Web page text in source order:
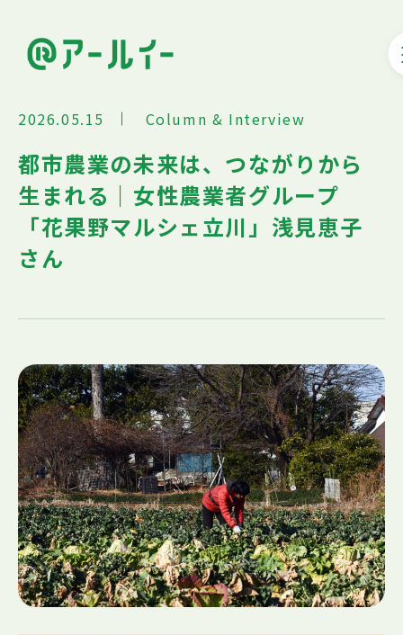
2026.05.15 Column & Interview
都市農業の未来は、つながりから
生まれる｜女性農業者グループ
「花果野マルシェ立川」浅見恵子
さん